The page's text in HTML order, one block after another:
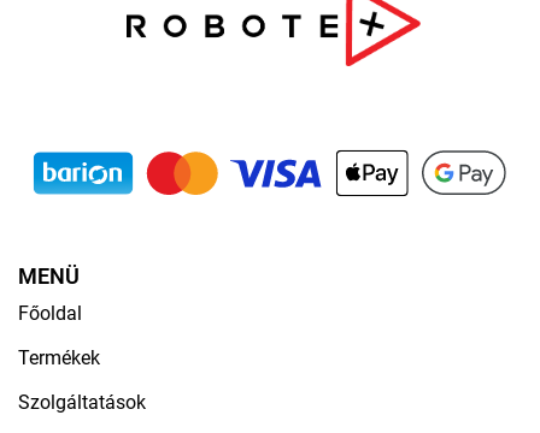
MENÜ
Főoldal
Termékek
Szolgáltatások